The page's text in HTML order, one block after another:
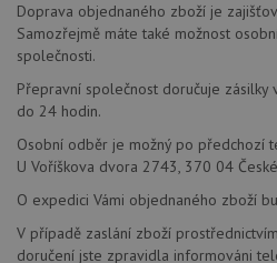
Doprava objednaného zboží je
Samozřejmě máte také možnost
společnosti.
Přepravní společnost doručuje zásilky
do 24 hodin.
Osobní odběr je možný po předchozí
U Voříškova dvora 2743, 370 04
O expedici Vámi objednaného zboží
V případě zaslání zboží
doručení jste zpravidla informováni